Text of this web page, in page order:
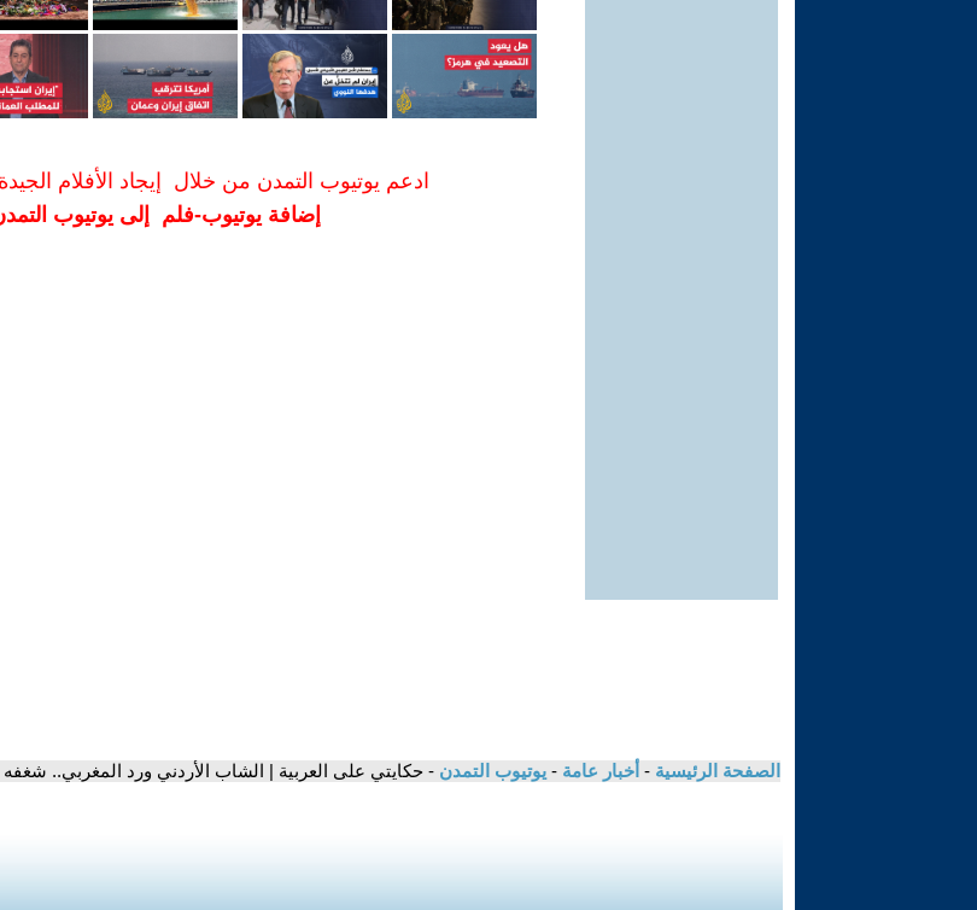
ادعم يوتيوب التمدن من خلال إيجاد الأفلام الجيدة
إضافة يوتيوب-فلم إلى يوتيوب
الصفحة الرئيسية - أخبار عامة - يوتيوب التمدن - حكايتي على العربية | الشاب الأردني ورد المغربي.. شغفه